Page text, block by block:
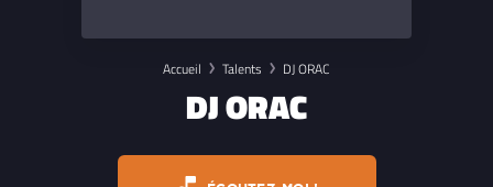
Accueil Talents DJ ORAC
DJ ORAC